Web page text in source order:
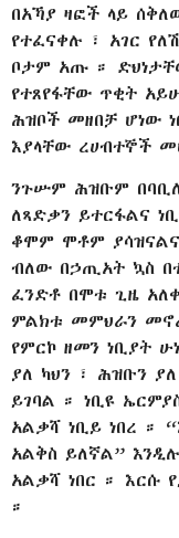
በአኻያ ዛፎች ላይ
የተፈናቀሉ ፣ አገር
ቦታም አጡ ።
የተጸየፋቸው ጥቂት
ሕዝቦች መዘበቻ ሆነው
እያላቸው ረሀብተኞች
ንጉሡም ሕዝቡም
ለጻድቃን ይተርፋልና
ቆሞም ሞቶም
ብለው በኃጢአት ኳስ
ፈንድቶ በሞቱ ጊዜ
ምልክቱ መምህራን
የምርኮ ዘመን ነቢያት
ያለ ካህን ፣ ሕዝቡን
ይገባል ። ነቢዩ
አልቃሻ ነቢይ ነበረ ።
አልቅስ ይለኛል”
አልቃሻ ነበር ። እርሱ
።